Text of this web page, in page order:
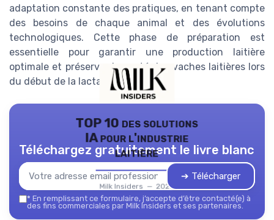
adaptation constante des pratiques, en tenant compte
des besoins de chaque animal et des évolutions
technologiques. Cette phase de préparation est
essentielle pour garantir une production laitière
optimale et préserver la santé des vaches laitières lors
du début de la lactation suivante.
TOP 10 des solutions
IA pour l'industrie
laitière
Milk Insiders — 2026
Téléchargez gratuitement le livre blanc
➔ Télécharger
* En remplissant ce formulaire, j’accepte d’être contacté(e) à
des fins commerciales par Milk Insiders et ses partenaires.